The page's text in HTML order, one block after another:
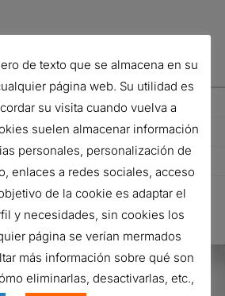
345 mm
410 mm
de texto que se almacena en su
página web. Su utilidad es
su visita cuando vuelva a
suelen almacenar información
personales, personalización de
enlaces a redes sociales, acceso
de la cookie es adaptar el
y necesidades, sin cookies los
página se verían mermados
más información sobre qué son
eliminarlas, desactivarlas, etc.,